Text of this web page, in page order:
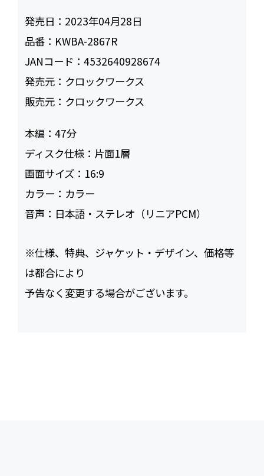
発売日： 2023年04月28日
品番： KWBA-2867R
JANコード：4532640928674
発売元： クロックワークス
販売元： クロックワークス
本編：47
ディスク仕様： 片面1層
画面サイズ： 16:9
カラー： カラー
音声： 日本語・ステレオ（リニアPCM）
※仕様、特典、ジャケット・デザイン、価格等
は都合により
予告なく変更する場合がございます。